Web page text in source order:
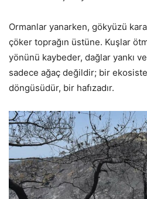
Ormanlar yanarken, gökyüzü
çöker toprağın üstüne. Kuşlar
yönünü kaybeder, dağlar yankı
sadece ağaç değildir; bir
döngüsüdür, bir hafızadır.